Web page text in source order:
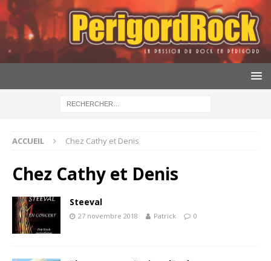
ACCUEIL Chez Cathy et Denis
Chez Cathy et Denis
Steeval
27 novembre 2018 Patrick 0